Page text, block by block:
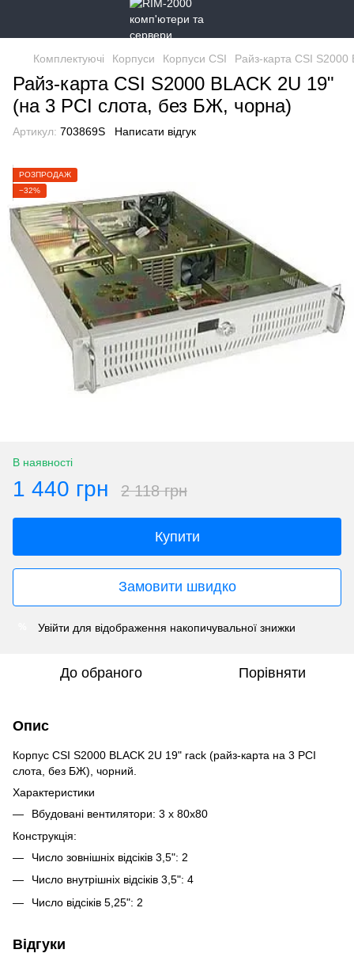
Комплектуючі Корпуси Корпуси CSI Райз-карта CSI
Райз-карта CSI S2000 BLACK 2U 19"
(на 3 PCI слота, без БЖ, чорна)
Артикул: 703869S Написати відгук
РОЗПРОДАЖ
−32%
В наявності
1 440 грн 2 118 грн
Купити
Замовити швидко
Увійти для відображення накопичувальної знижки
До обраного Порівняти
Опис
Корпус CSI S2000 BLACK 2U 19" rack (райз-карта на 3 PCI
слота, без БЖ), чорний.
Характеристики
Вбудовані вентилятори: 3 x 80x80
Конструкція:
Число зовнішніх відсіків 3,5": 2
Число внутрішніх відсіків 3,5": 4
Число відсіків 5,25": 2
Відгуки